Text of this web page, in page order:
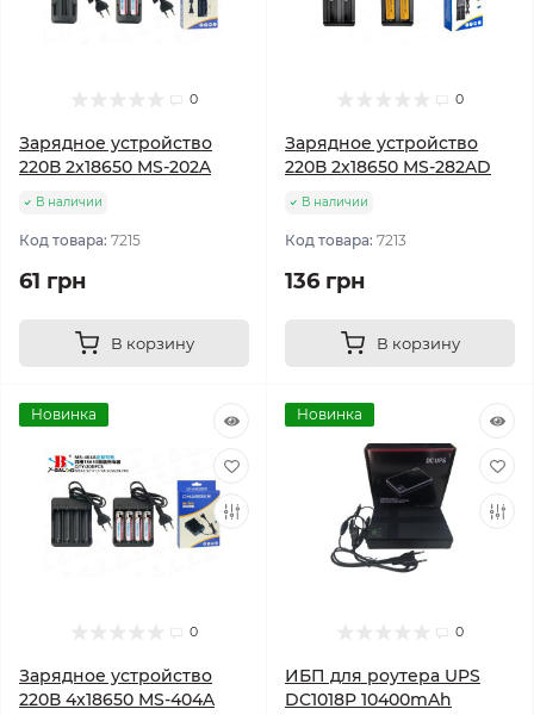
0
Зарядное устройство
220В 2x18650 MS-202A
В наличии
Код товара: 7215
61 грн
В корзину
0
Зарядное устройство
220В 2x18650 MS-282AD
В наличии
Код товара: 7213
136 грн
В корзину
Новинка
0
Зарядное устройство
220В 4x18650 MS-404A
Новинка
0
ИБП для роутера UPS
DC1018P 10400mAh